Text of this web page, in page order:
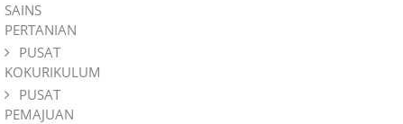
SAINS
PERTANIAN
PUSAT
KOKURIKULUM
PUSAT
PEMAJUAN